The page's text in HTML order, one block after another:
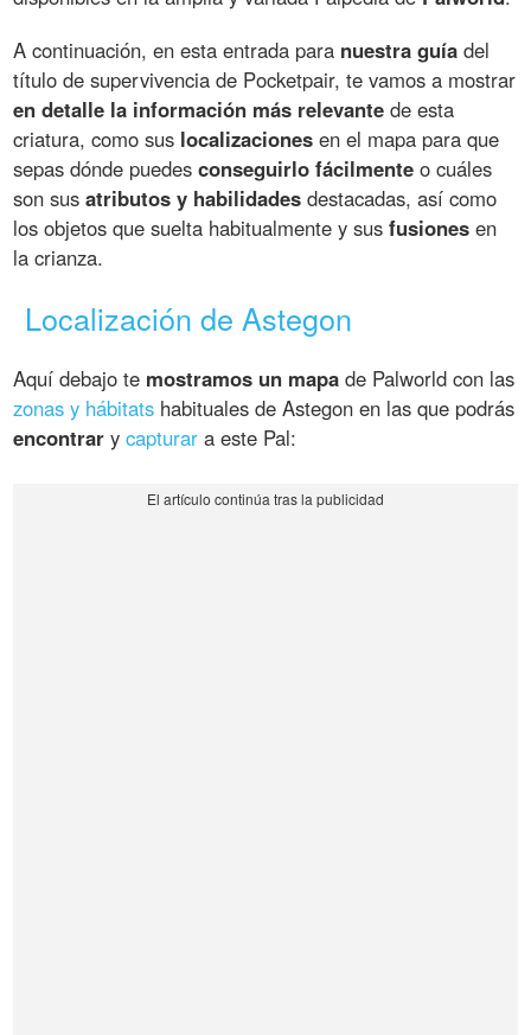
A continuación, en esta entrada para nuestra guía del
título de supervivencia de Pocketpair, te vamos a mostrar
en detalle la información más relevante de esta
criatura, como sus localizaciones en el mapa para que
sepas dónde puedesconseguirlo fácilmente o cuáles
son susatributos y habilidades destacadas, así como
los objetos que suelta habitualmente y susfusiones en
la crianza.
Localización de Astegon
Aquí debajo te mostramos un mapa de Palworld con las
zonas y hábitats habituales de Astegon en las que podrás
encontrar ycapturar a este Pal: